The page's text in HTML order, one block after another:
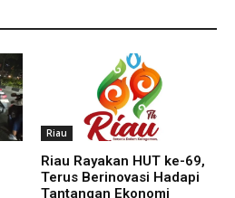
Riau
Riau Rayakan HUT ke-69,
Terus Berinovasi Hadapi
Tantangan Ekonomi